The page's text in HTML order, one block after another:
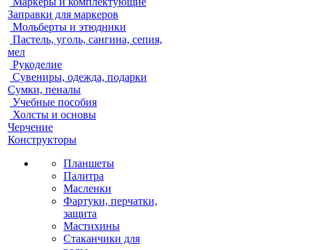
Заправки для маркеров
Мольберты и этюдники
Пастель, уголь, сангина, сепия,
мел
Рукоделие
Сувениры, одежда, подарки
Сумки, пеналы
Учебные пособия
Холсты и основы
Черчение
Конструкторы
Планшеты
Палитра
Масленки
Фартуки, перчатки,
защита
Мастихины
Стаканчики для